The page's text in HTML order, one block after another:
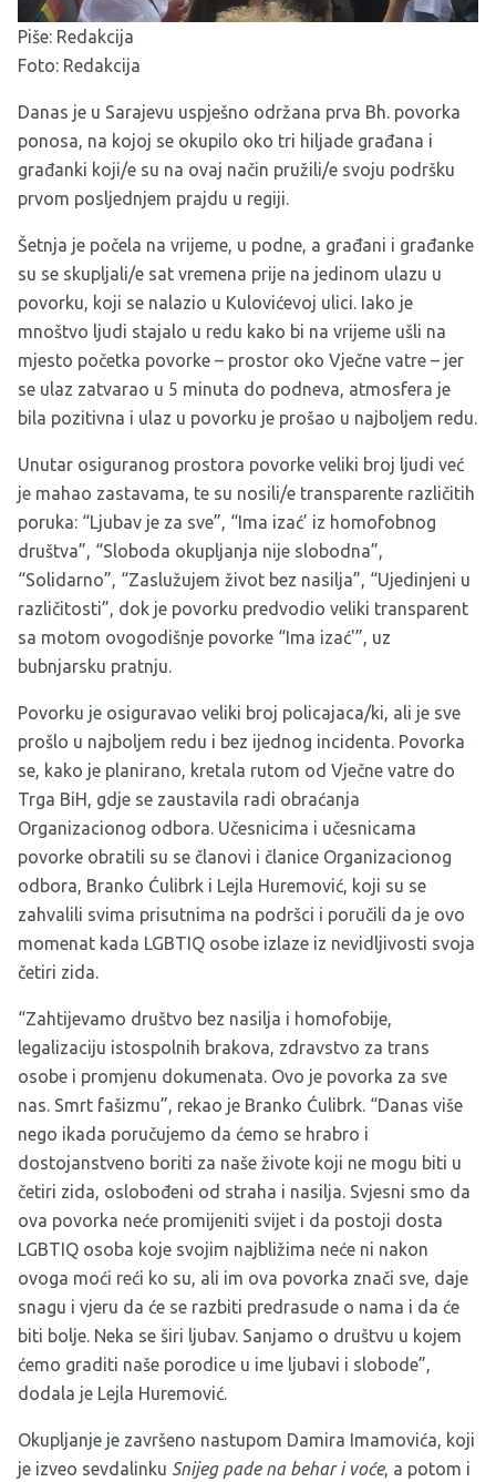
Piše: Redakcija
Foto: Redakcija
Danas je u Sarajevu uspješno održana prva Bh. povorka
ponosa, na kojoj se okupilo oko tri hiljade građana i
građanki koji/e su na ovaj način pružili/e svoju podršku
prvom posljednjem prajdu u regiji.
Šetnja je počela na vrijeme, u podne, a građani i građanke
su se skupljali/e sat vremena prije na jedinom ulazu u
povorku, koji se nalazio u Kulovićevoj ulici. Iako je
mnoštvo ljudi stajalo u redu kako bi na vrijeme ušli na
mjesto početka povorke – prostor oko Vječne vatre – jer
se ulaz zatvarao u 5 minuta do podneva, atmosfera je
bila pozitivna i ulaz u povorku je prošao u najboljem redu.
Unutar osiguranog prostora povorke veliki broj ljudi već
je mahao zastavama, te su nosili/e transparente različitih
poruka: “Ljubav je za sve”, “Ima izać’ iz homofobnog
društva”, “Sloboda okupljanja nije slobodna”,
“Solidarno”, “Zaslužujem život bez nasilja”, “Ujedinjeni u
različitosti”, dok je povorku predvodio veliki transparent
sa motom ovogodišnje povorke “Ima izać'”, uz
bubnjarsku pratnju.
Povorku je osiguravao veliki broj policajaca/ki, ali je sve
prošlo u najboljem redu i bez ijednog incidenta. Povorka
se, kako je planirano, kretala rutom od Vječne vatre do
Trga BiH, gdje se zaustavila radi obraćanja
Organizacionog odbora. Učesnicima i učesnicama
povorke obratili su se članovi i članice Organizacionog
odbora, Branko Ćulibrk i Lejla Huremović, koji su se
zahvalili svima prisutnima na podršci i poručili da je ovo
momenat kada LGBTIQ osobe izlaze iz nevidljivosti svoja
četiri zida.
“Zahtijevamo društvo bez nasilja i homofobije,
legalizaciju istospolnih brakova, zdravstvo za trans
osobe i promjenu dokumenata. Ovo je povorka za sve
nas. Smrt fašizmu”, rekao je Branko Ćulibrk. “Danas više
nego ikada poručujemo da ćemo se hrabro i
dostojanstveno boriti za naše živote koji ne mogu biti u
četiri zida, oslobođeni od straha i nasilja. Svjesni smo da
ova povorka neće promijeniti svijet i da postoji dosta
LGBTIQ osoba koje svojim najbližima neće ni nakon
ovoga moći reći ko su, ali im ova povorka znači sve, daje
snagu i vjeru da će se razbiti predrasude o nama i da će
biti bolje. Neka se širi ljubav. Sanjamo o društvu u kojem
ćemo graditi naše porodice u ime ljubavi i slobode”,
dodala je Lejla Huremović.
Okupljanje je završeno nastupom Damira Imamovića, koji
je izveo sevdalinku Snijeg pade na behar i voće, a potom i